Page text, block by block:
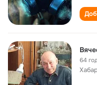
64